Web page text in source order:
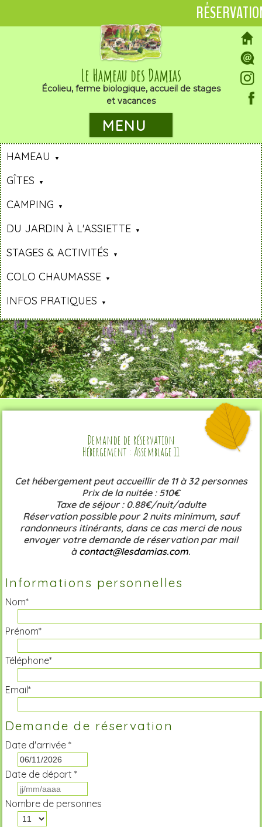
Le Hameau des Damias
Écolieu, ferme biologique, accueil de stages
et vacances
MENU
HAMEAU
GÎTES
CAMPING
DU JARDIN À L'ASSIETTE
STAGES & ACTIVITÉS
COLO CHAUMASSE
INFOS PRATIQUES
Demande de réservation
Hébergement : Assemblage 11
Cet hébergement peut accueillir de 11 à 32 personnes
Prix de la nuitée : 510€
Taxe de séjour : 0.88€/nuit/adulte
Réservation possible pour 2 nuits minimum, sauf
randonneurs itinérants, dans ce cas merci de nous
envoyer votre demande de réservation par mail
à contact@lesdamias.com.
Informations personnelles
Nom*
Prénom*
Téléphone*
Email*
Demande de réservation
Date d'arrivée *
Date de départ *
Nombre de personnes